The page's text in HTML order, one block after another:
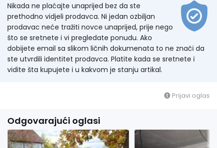
Nikada ne plaćajte unaprijed bez da ste
prethodno vidjeli prodavca. Ni jedan ozbiljan
prodavac neće tražiti novce unaprijed, prije nego
što se sretnete i vi pregledate ponudu. Ako
dobijete email sa slikom ličnih dokumenata to ne znači da
ste utvrdili identitet prodavca. Platite kada se sretnete i
vidite šta kupujete i u kakvom je stanju artikal.
Prijavi oglas
Odgovarajući oglasi